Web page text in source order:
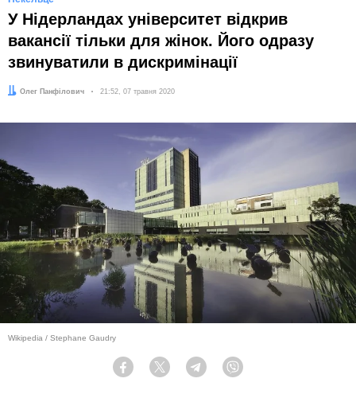
У Нідерландах університет відкрив
вакансії тільки для жінок. Його одразу
звинуватили в дискримінації
Автор:
Олег Панфілович Дата:
21:52, 07 травня 2020
Wikipedia / Stephane Gaudry
Facebook Twitter Telegram